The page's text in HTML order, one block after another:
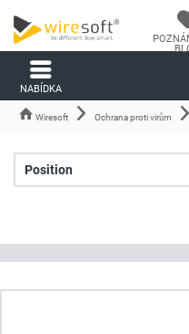
NABÍDKA
Wiresoft Ochrana proti virům